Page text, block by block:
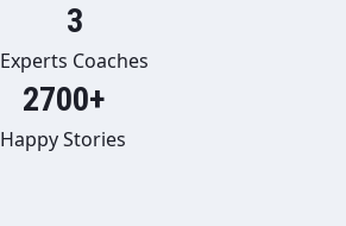
3
Experts Coaches
2700+
Happy Stories